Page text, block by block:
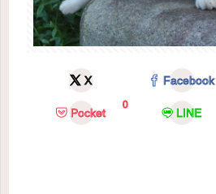
X Facebook
Pocket
0
LINE